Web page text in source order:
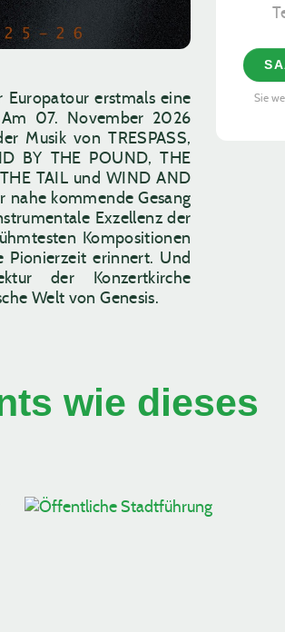
erstmals eine
07. November 2026
Musik von TRESPASS,
BY THE POUND, THE
TAIL und WIND AND
nahe kommende Gesang
Exzellenz der
Kompositionen
Pionierzeit erinnert. Und
der Konzertkirche
Welt von Genesis.
Sie
wie dieses